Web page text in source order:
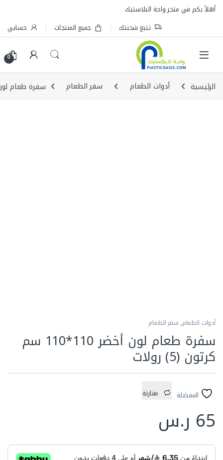
Skip to navigation
Skip to content
أهلاً بكم في متجر واحة البلاستيك
تتبع شحنتك
جميع المنتجات حسابي
0
الرئيسية أدوات الطعام سفر الطعام سفرة طعام لون أخضر 110*110
أدوات الطعام, سفر الطعام
سفرة طعام لون أخضر 110*110 سم
كرتون (5) رولات
المفضلة مقارنة
65 ر.س